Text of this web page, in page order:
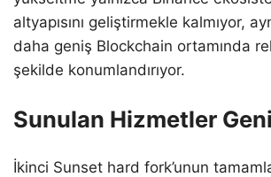
altyapısını geliştirmekle kalmıyor,
daha geniş Blockchain ortamında
şekilde konumlandırıyor.
Sunulan Hizmetler
İkinci Sunset hard fork’unun